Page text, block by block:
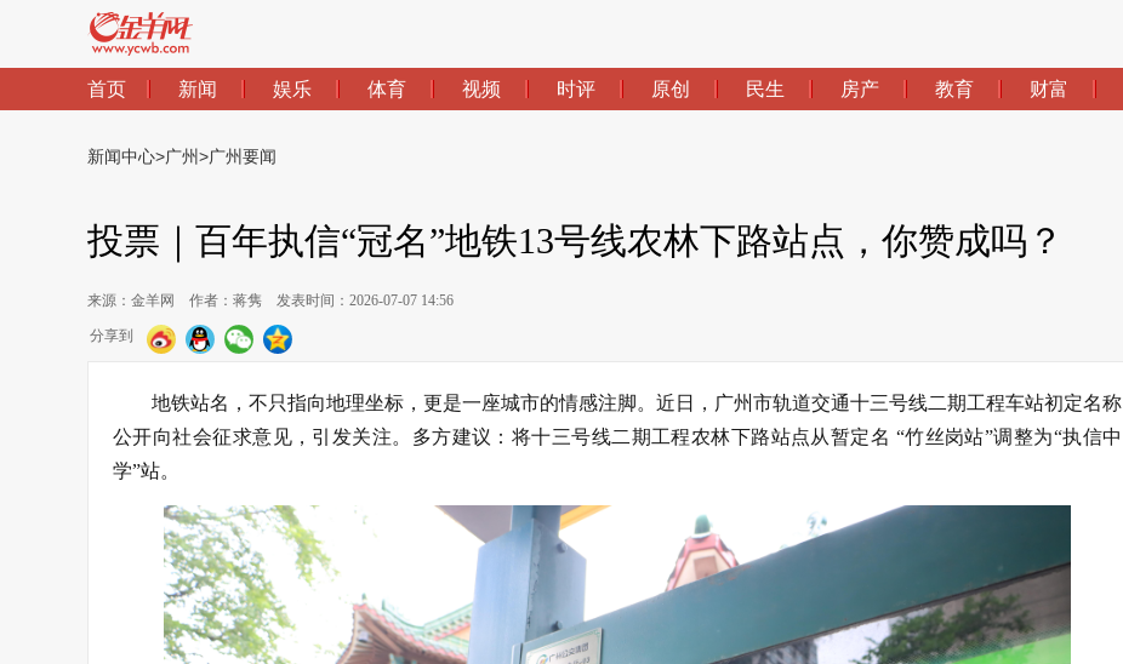
首页 新闻 娱乐 体育 视频 时评 原创 民生 房产 教育 财富
新闻中心>广州>广州要闻
投票｜百年执信“冠名”地铁13号线农林下路站点，你赞成吗？
来源：金羊网 作者：蒋隽 发表时间：2026-07-07 14:56
分享到
地铁站名，不只指向地理坐标，更是一座城市的情感注脚。近日，广州市轨道交通十三号线二期工程车站初定名称
公开向社会征求意见，引发关注。多方建议：将十三号线二期工程农林下路站点从暂定名 “竹丝岗站”调整为“执信中
学”站。